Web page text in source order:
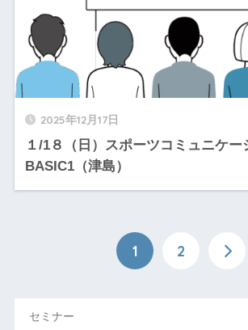
2025年12月17日
１/1８（日）スポーツコミュニケー
BASIC1（津島）
1 2